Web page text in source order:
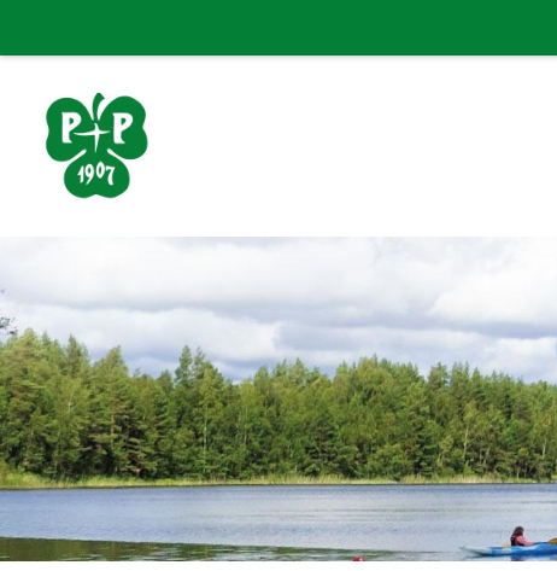
sivun
sisältöön
Porin Pyrintö ry